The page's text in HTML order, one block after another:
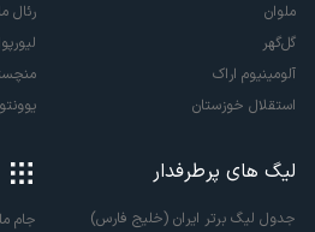
ملوان
گل‌گهر
آلومینیوم اراک
استقلال خوزستان
رئال
لیگ های پرطرفدار
جدول لیگ برتر ایران (خلیج فارس)
جام